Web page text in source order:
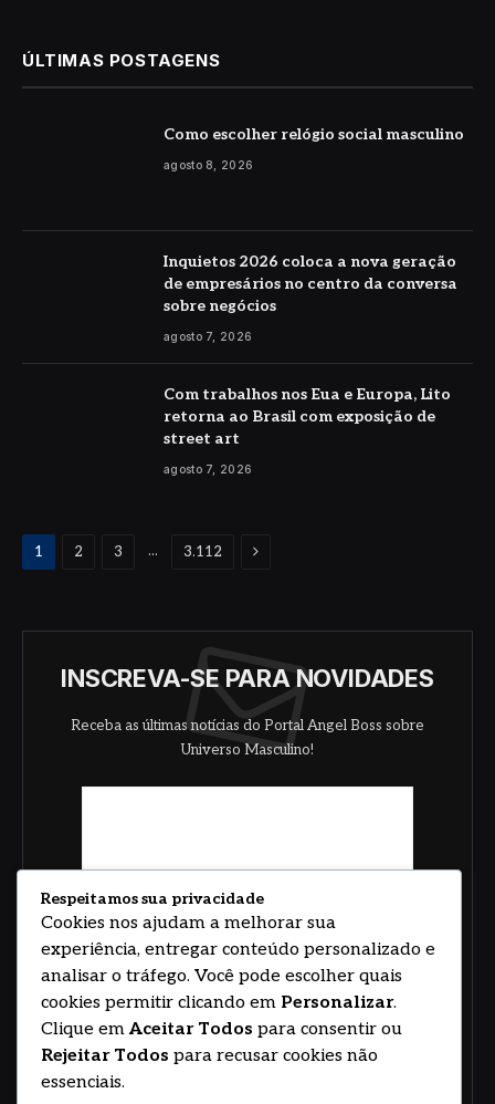
ÚLTIMAS POSTAGENS
Como escolher relógio social masculino
agosto 8, 2026
Inquietos 2026 coloca a nova geração
de empresários no centro da conversa
sobre negócios
agosto 7, 2026
Com trabalhos nos Eua e Europa, Lito
retorna ao Brasil com exposição de
street art
agosto 7, 2026
1 2 3 ... 3.112 Proximo
INSCREVA-SE PARA NOVIDADES
Receba as últimas notícias do Portal Angel Boss sobre
Universo Masculino!
Respeitamos sua privacidade
Cookies nos ajudam a melhorar sua
experiência, entregar conteúdo personalizado e
analisar o tráfego. Você pode escolher quais
cookies permitir clicando em Personalizar.
Clique em Aceitar Todos para consentir ou
Rejeitar Todos para recusar cookies não
essenciais.